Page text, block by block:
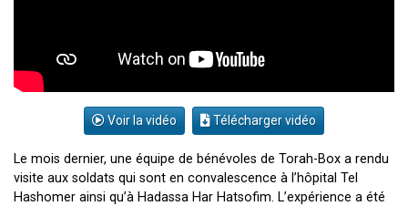
Voir la vidéo Télécharger vidéo
Le mois dernier, une équipe de bénévoles de Torah-Box a rendu
visite aux soldats qui sont en convalescence à l’hôpital Tel
Hashomer ainsi qu’à Hadassa Har Hatsofim. L’expérience a été